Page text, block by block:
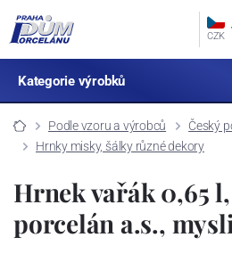
CZK
Kategorie výrobků
Podle vzoru a výrobců
Český
Hrnky misky, šálky různé dekory
Hrnek vařák 0,65
porcelán a.s.,